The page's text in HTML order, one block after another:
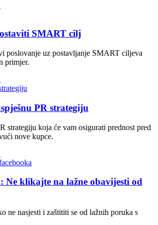
SMART cilj
poslovanje uz postavljanje SMART ciljeva
primjer.
PR strategiju
strategiju koja će vam osigurati prednost pred
nove kupce.
Ne klikajte na lažne obavijesti od
ne nasjesti i zaštititi se od lažnih poruka s